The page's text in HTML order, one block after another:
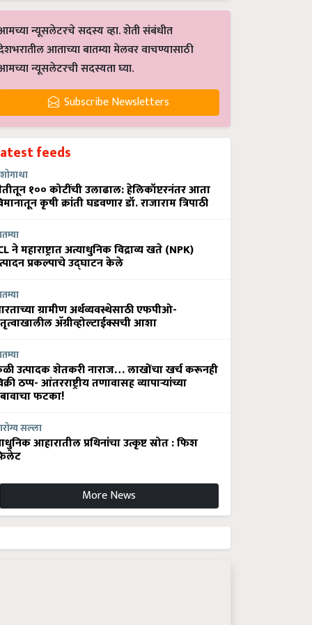
न्यूसलेटरचे सदस्य व्हा. शेती संबंधीत
आताच्या बातम्या मेलवर वाचण्यासाठी
न्यूसलेटरची सदस्यता घ्या.
Subscribe Newsletters
feeds
१०० कोटींची उलाढाल: हेलिकॉप्टरनंतर आता
कृषी क्रांती घडवणार डॉ. राजाराम त्रिपाठी
ने महाराष्ट्रात अत्याधुनिक विद्राव्य खते (NPK)
प्रकल्पाचे उद्घाटन केले
ग्रामीण अर्थव्यवस्थेसाठी एफपीओ-
अ‍ॅग्रीव्होल्टाईक्सची आशा
उत्पादक शेतकरी नाराज… लाखोंचा खर्च करूनही
ठप्प- आंतरराष्ट्रीय तणावासह व्यापाऱ्यांच्या
फटका!
सल्ला
आहारातील प्रथिनांचा उत्कृष्ट स्रोत : फिश
More News